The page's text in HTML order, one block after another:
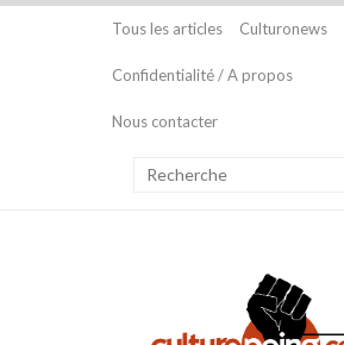
Tous les articles Culturonews
Confidentialité / A propos
Nous contacter